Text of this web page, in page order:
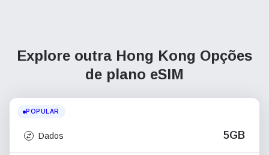
Explore outra Hong Kong Opções
de plano eSIM
POPULAR
Dados 5GB